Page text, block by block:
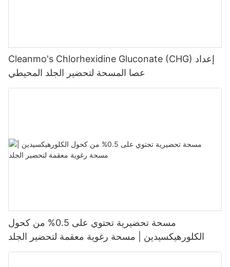
Cleanmo's Chlorhexidine Gluconate (CHG) إعداد
عصا المسحة لتحضير الجلد المحيطي
مسحة تحضيرية تحتوي على 0.5% من كحول
الكلورهيكسيدين | مسحة رغوية معقمة لتحضير الجلد